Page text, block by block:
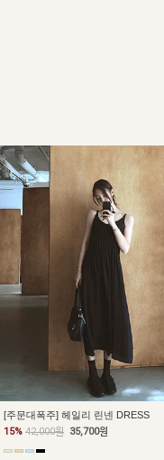
[주문대폭주] 헤일리 린넨 DRESS
15% 42,000원 35,700원